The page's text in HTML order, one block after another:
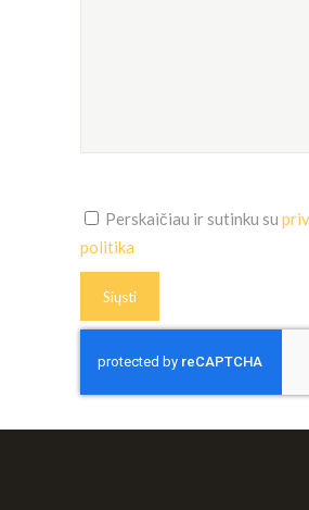
Perskaičiau ir sutinku su
politika